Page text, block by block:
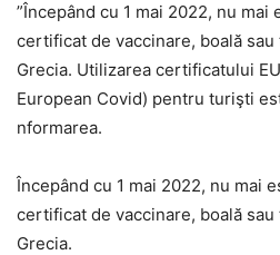
”Începând cu 1 mai 2022, nu
certificat de vaccinare, boală
Grecia. Utilizarea certificatului
European Covid) pentru turişti
nformarea.
Începând cu 1 mai 2022, nu mai
certificat de vaccinare, boală
Grecia.